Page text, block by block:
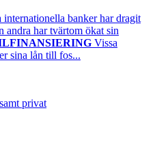
internationella banker har dragit
andra har tvärtom ökat sin
Vissa
sina lån till fos...
privat